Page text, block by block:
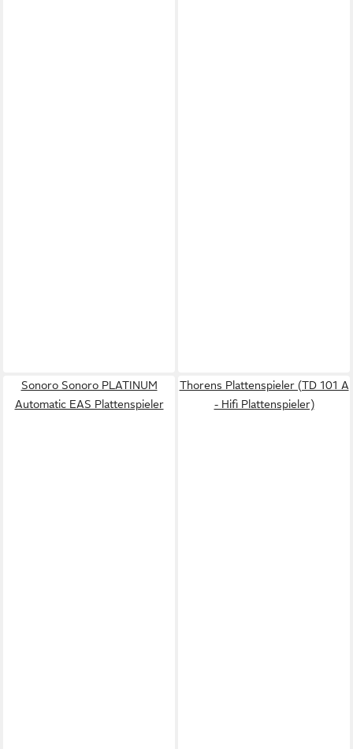
Sonoro Sonoro PLATINUM
Automatic EAS Plattenspieler
Thorens Plattenspieler (TD 101 A
- Hifi Plattenspieler)